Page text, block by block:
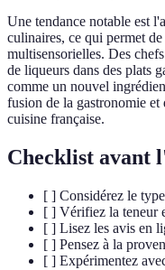
Une tendance notable est
culinaires, ce qui permet
multisensorielles. Des
de liqueurs dans des plats
comme un nouvel
fusion de la gastronomie
cuisine française.
Checklist avant
[ ] Considérez le
[ ] Vérifiez la teneur
[ ] Lisez les avis en
[ ] Pensez à la
[ ] Expérimentez